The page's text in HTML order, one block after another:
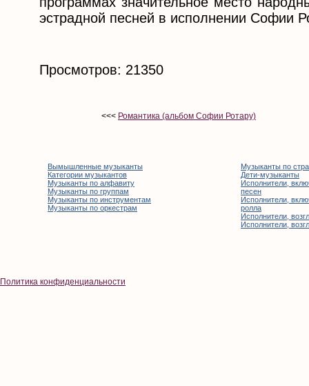
эстрадной песней в исполнении Софии
Просмотров: 21350
<<< Романтика (альбом Софии Ротару)
Вымышленные музыканты
Категории музыкантов
Музыканты по алфавиту
Музыканты по группам
Музыканты по инструментам
Музыканты по оркестрам
Музыканты по
Дети-музыканты
Исполнители,
песен
Исполнители,
ролла
Исполнители,
Исполнители,
Политика конфиденциальности